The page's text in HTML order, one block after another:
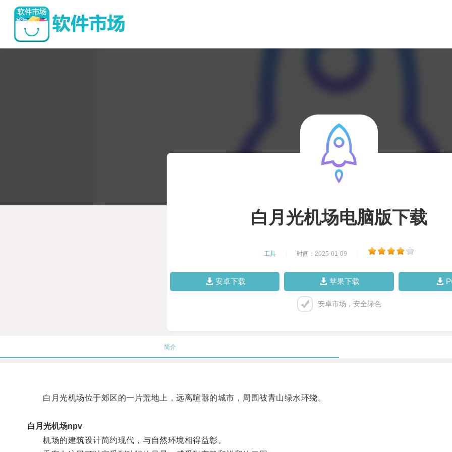
白月光机场电脑版下载
工具 时间：2025-01-09
安卓下载 苹果下载
安卓市场，安全绿色
简介
白月光机场位于郊区的一片荒地上，远离喧嚣的城市，周围被青山绿水环绕。
白月光机场npv
机场的建筑设计简约现代，与自然环境相得益彰。